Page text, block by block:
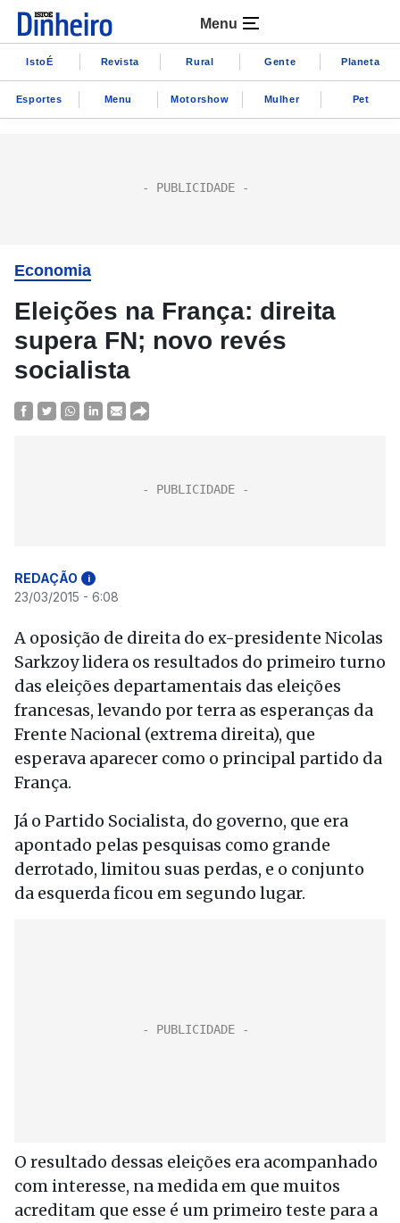
Menu
IstoÉ Revista Rural Gente Planeta
Esportes Menu Motorshow Mulher Pet
Economia
Eleições na França: direita
supera FN; novo revés
socialista
REDAÇÃO i
23/03/2015 - 6:08
A oposição de direita do ex-presidente Nicolas
Sarkzoy lidera os resultados do primeiro turno
das eleições departamentais das eleições
francesas, levando por terra as esperanças da
Frente Nacional (extrema direita), que
esperava aparecer como o principal partido da
França.
Já o Partido Socialista, do governo, que era
apontado pelas pesquisas como grande
derrotado, limitou suas perdas, e o conjunto
da esquerda ficou em segundo lugar.
O resultado dessas eleições era acompanhado
com interesse, na medida em que muitos
acreditam que esse é um primeiro teste para a